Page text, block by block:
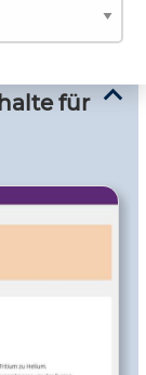
für